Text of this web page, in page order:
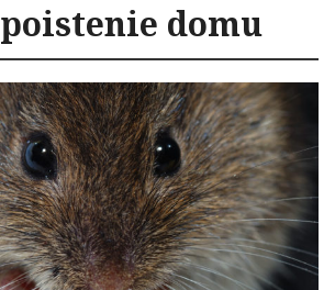
poistenie domu